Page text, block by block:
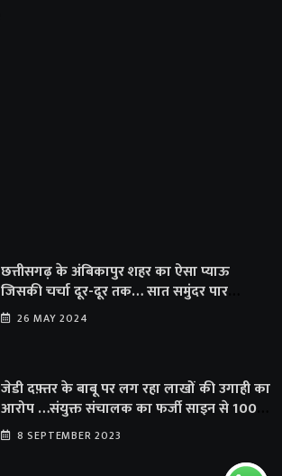
छत्तीसगढ़ के अंबिकापुर शहर का ऐसा प्याऊ
जिसकी चर्चा दूर-दूर तक… सात समुंदर पार
अमेरिका से भी पहुंचा सहयोग
26 MAY 2024
जेडी दफ़्तर के बाबू पर लग रहा लाखों की उगाही का
आरोप …संयुक्त संचालक का फर्जी साइन से 100
शिक्षकों क़ो थमाया संशोधन आदेश
8 SEPTEMBER 2023